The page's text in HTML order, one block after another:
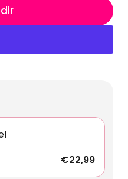
€22,99